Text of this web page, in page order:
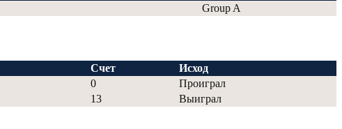
Group A
Счет
Исход
0
Проиграл
13 Выиграл